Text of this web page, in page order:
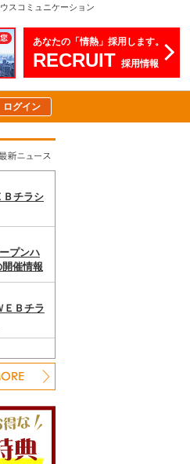
スコミュニケーション
あなたの「情熱」採用します。
RECRUIT 採用情報
ログイン